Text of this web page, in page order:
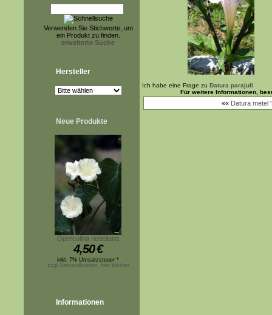
Verwenden Sie Stichworte, um
ein Produkt zu finden.
erweiterte Suche
Hersteller
Neue Produkte
Operculina riedeliana
4,50€
inkl. 7% Umsatzsteuer *
zzgl.Versandkosten, hier klicken
Informationen
Ich habe eine Frage zu Datura parajuli
Für weitere Informationen,
«« Datura metel